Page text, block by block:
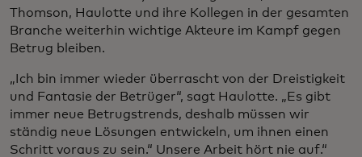
Thomson, Haulotte und ihre Kollegen in der gesamten
Branche weiterhin wichtige Akteure im Kampf gegen
Betrug bleiben.
„Ich bin immer wieder überrascht von der Dreistigkeit
und Fantasie der Betrüger“, sagt Haulotte. „Es gibt
immer neue Betrugstrends, deshalb müssen wir
ständig neue Lösungen entwickeln, um ihnen einen
Schritt voraus zu sein.“ Unsere Arbeit hört nie auf.“